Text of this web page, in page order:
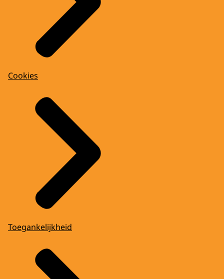
Cookies
Toegankelijkheid